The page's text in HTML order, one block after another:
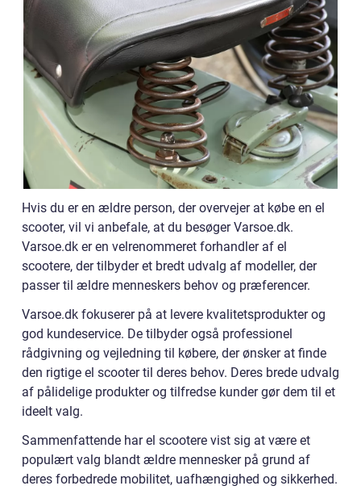
Hvis du er en ældre person, der overvejer at købe en el
scooter, vil vi anbefale, at du besøger Varsoe.dk.
Varsoe.dk er en velrenommeret forhandler af el
scootere, der tilbyder et bredt udvalg af modeller, der
passer til ældre menneskers behov og præferencer.
Varsoe.dk fokuserer på at levere kvalitetsprodukter og
god kundeservice. De tilbyder også professionel
rådgivning og vejledning til købere, der ønsker at finde
den rigtige el scooter til deres behov. Deres brede udvalg
af pålidelige produkter og tilfredse kunder gør dem til et
ideelt valg.
Sammenfattende har el scootere vist sig at være et
populært valg blandt ældre mennesker på grund af
deres forbedrede mobilitet, uafhængighed og sikkerhed.